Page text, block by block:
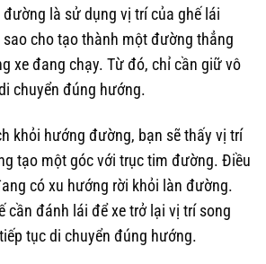
là sử dụng vị trí của ghế lái
cho tạo thành một đường thẳng
xe đang chạy. Từ đó, chỉ cần giữ vô
chuyển đúng hướng.
khỏi hướng đường, bạn sẽ thấy vị trí
tạo một góc với trục tim đường. Điều
có xu hướng rời khỏi làn đường.
cần đánh lái để xe trở lại vị trí song
tục di chuyển đúng hướng.